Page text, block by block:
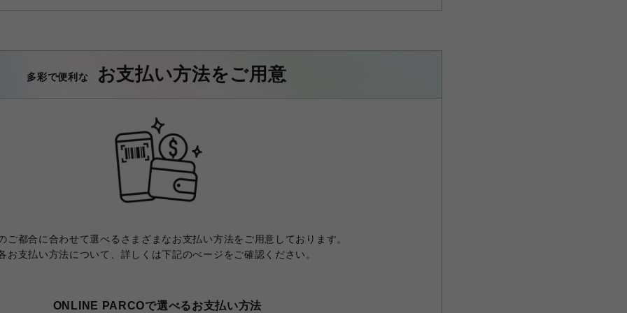
多彩で便利な お支払い方法をご用意
ご都合に合わせて選べるさまざまなお支払い方法をご用意しております。
お支払い方法について、詳しくは下記のぺージをご確認ください。
ONLINE PARCOで選べるお支払い方法